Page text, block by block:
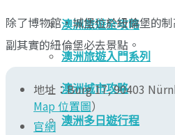
澳洲旅遊全攻略
澳洲旅遊入門系列
澳洲城市攻略
澳洲多日遊行程
除了博物館，城堡位於紐倫堡的
副其實的紐倫堡必去景點。
地址：Burg 17, 90403
Map 位置圖）
官網